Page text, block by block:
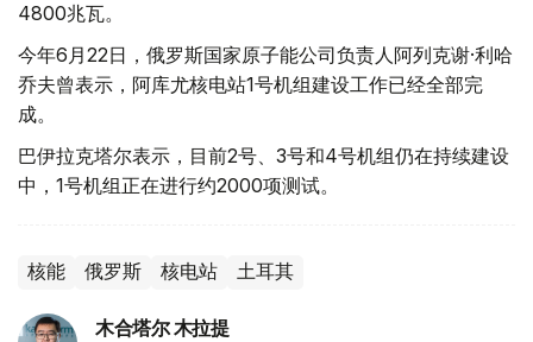
4800兆瓦。
今年6月22日，俄罗斯国家原子能公司负责人阿列克谢·利哈
乔夫曾表示，阿库尤核电站1号机组建设工作已经全部完
成。
巴伊拉克塔尔表示，目前2号、3号和4号机组仍在持续建设
中，1号机组正在进行约2000项测试。
核能 俄罗斯 核电站 土耳其
木合塔尔 木拉提